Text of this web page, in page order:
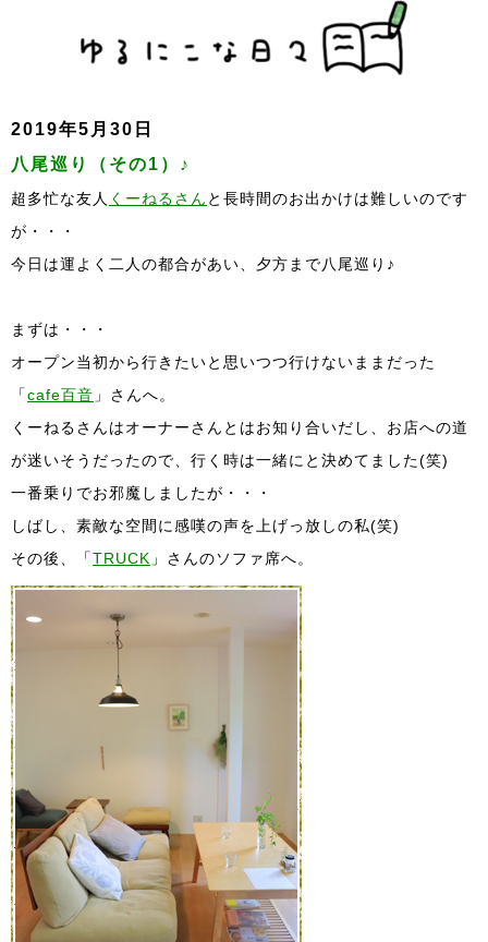
2019年5月30日
八尾巡り（その1）♪
超多忙な友人 くーねるさん と長時間のお出かけは難しいのです
が・・・
今日は運よく二人の都合があい、夕方まで八尾巡り♪
まずは・・・
オープン当初から行きたいと思いつつ行けないままだった
「cafe百音 」さんへ。
くーねるさんはオーナーさんとはお知り合いだし、お店への道
が迷いそうだったので、行く時は一緒にと決めてました(笑)
一番乗りでお邪魔しましたが・・・
しばし、素敵な空間に感嘆の声を上げっ放しの私(笑)
その後、「TRUCK 」さんのソファ席へ。